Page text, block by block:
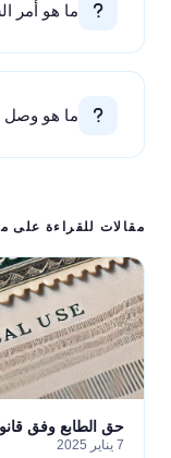
ما هو أمر
ما هو وصل
مقالات للقراءة على
حق الطابع وفق قانون
7 يناير 2025